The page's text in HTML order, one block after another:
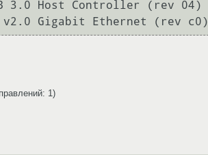
3.0 Host Controller (rev 04)
1)